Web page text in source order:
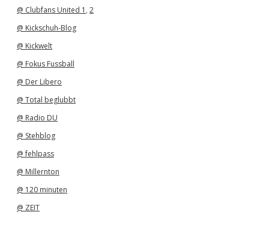
@ Clubfans United 1 , 2
@ Kickschuh-Blog
@ Kickwelt
@ Fokus Fussball
@ Der Libero
@ Total beglubbt
@ Radio DU
@ Stehblog
@ fehlpass
@ Millernton
@ 120 minuten
@ ZEIT